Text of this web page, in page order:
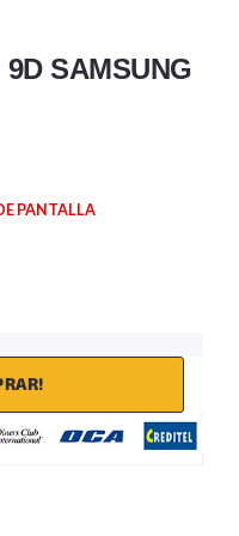
SAMSUNG
PANTALLA